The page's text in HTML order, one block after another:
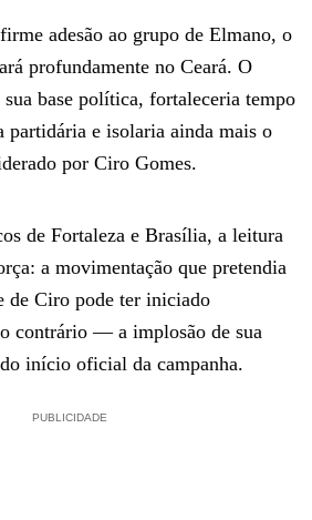
adesão ao grupo de Elmano, o
profundamente no Ceará. O
base política, fortaleceria tempo
partidária e isolaria ainda mais o
por Ciro Gomes.
de Fortaleza e Brasília, a leitura
a movimentação que pretendia
de Ciro pode ter iniciado
contrário — a implosão de sua
início oficial da campanha.
PUBLICIDADE